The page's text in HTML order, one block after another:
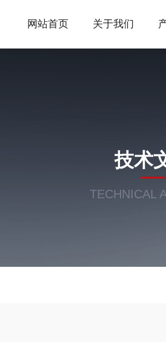
网站首页 关于我们
技术
TECHNICAL